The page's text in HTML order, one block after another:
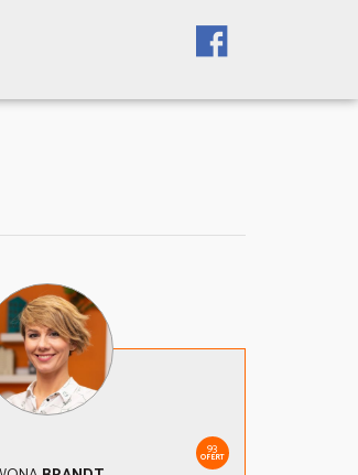
93
OFERT